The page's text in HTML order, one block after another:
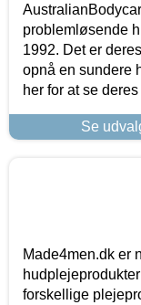
problemløsende
1992. Det er
opnå en sundere
her for at se
Se
Made4men.dk er
forskellige